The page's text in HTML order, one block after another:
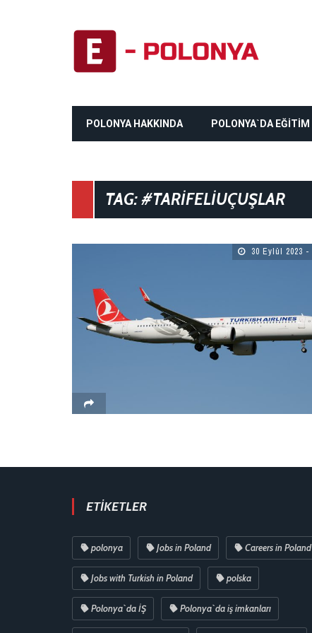
POLONYA HAKKINDA POLONYA`DA EĞİTİM
TAG: #TARIFELIUÇUŞLAR
30 Eylül 2023
ETIKETLER
polonya Jobs in Poland Careers in Poland
Jobs with Turkish in Poland polska
Polonya`da İŞ Polonya`da iş imkanları